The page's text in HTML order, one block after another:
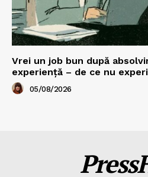
Vrei un job bun după
experiență – de ce nu
05/08/2026